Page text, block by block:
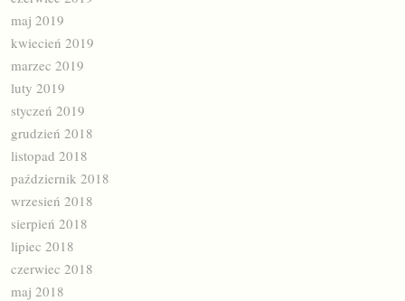
maj 2019
kwiecień 2019
marzec 2019
luty 2019
styczeń 2019
grudzień 2018
listopad 2018
październik 2018
wrzesień 2018
sierpień 2018
lipiec 2018
czerwiec 2018
maj 2018